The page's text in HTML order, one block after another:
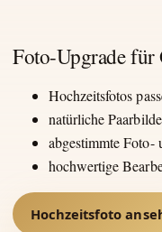
Foto-Upgrade für
Hochzeitsfotos
natürliche
abgestimmte
hochwertige
Hochzeitsfoto